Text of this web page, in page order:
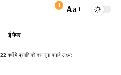
ई पेपर
1
Font
Aa
22 वर्षो में प्रगति को दस गुना बनाये लक्ष्य: